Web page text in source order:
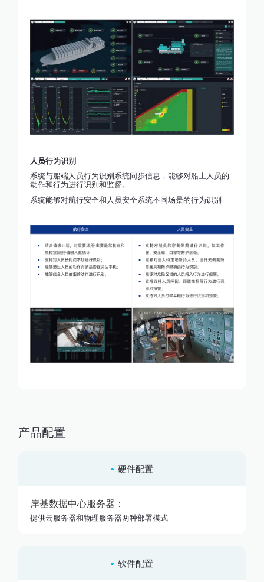
人员行为识别
系统与船端人员行为识别系统同步信息，能够对船上人员的
动作和行为进行识别和监督。
系统能够对航行安全和人员安全系统不同场景的行为识别
产品配置
硬件配置
岸基数据中心服务器：
提供云服务器和物理服务器两种部署模式
软件配置